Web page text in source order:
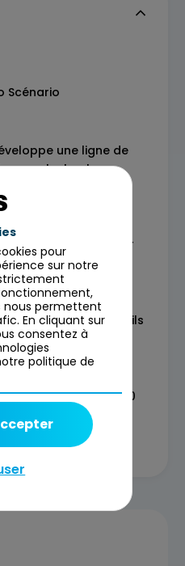
Scénario
une ligne de
avec texte et
est présenté pour
assets sur les outils
Video…)
une courte video (30
pour
sur notre
nous permettent
En cliquant sur
consentez à
politique de